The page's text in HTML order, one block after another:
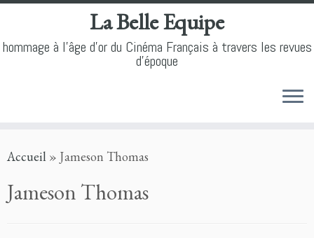
to
La Belle Equipe
hommage à l'âge d'or du Cinéma Français à travers les revues
d'époque
Accueil » Jameson Thomas
Jameson Thomas